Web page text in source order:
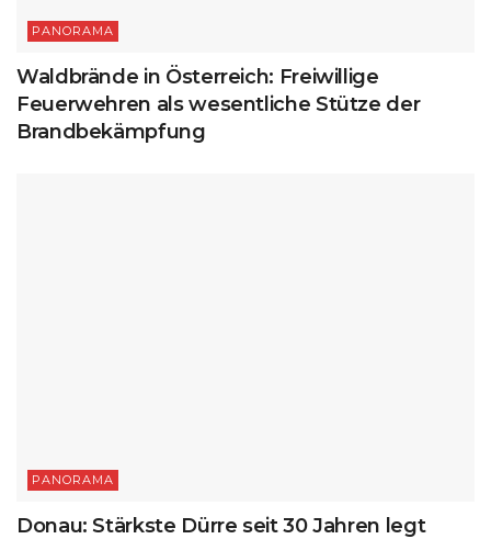
PANORAMA
Waldbrände in Österreich: Freiwillige
Feuerwehren als wesentliche Stütze der
Brandbekämpfung
PANORAMA
Donau: Stärkste Dürre seit 30 Jahren legt